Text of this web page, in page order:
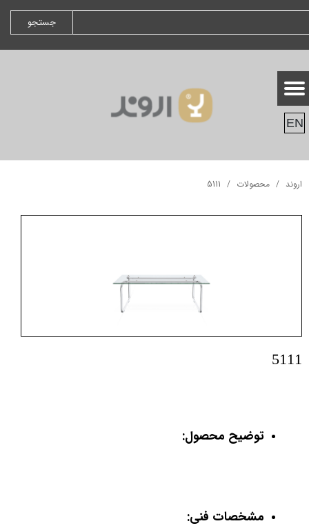
جستجو
EN
اروند محصولات 5111
5111
توضیح محصول:
مشخصات فنی: